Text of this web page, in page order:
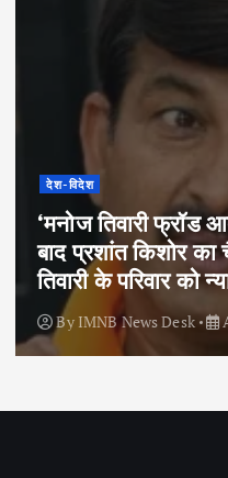
देश-विदेश
‘मनोज तिवारी फ्रॉड
बाद प्रशांत किशोर
तिवारी के परिवार को
By IMNB News Desk